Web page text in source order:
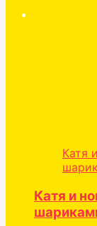
Катя
Катя и